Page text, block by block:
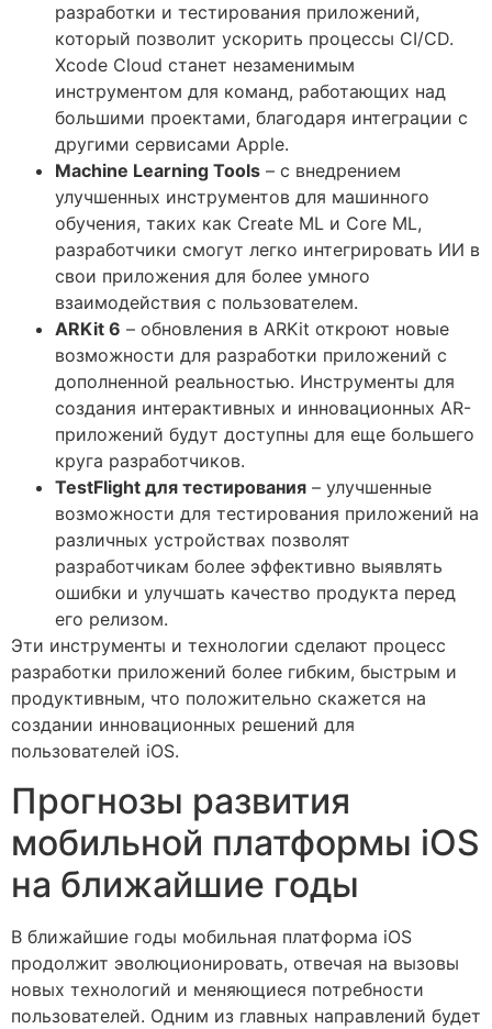
разработки и тестирования приложений,
который позволит ускорить процессы CI/CD.
Xcode Cloud станет незаменимым
инструментом для команд, работающих над
большими проектами, благодаря интеграции с
другими сервисами Apple.
Machine Learning Tools – с внедрением
улучшенных инструментов для машинного
обучения, таких как Create ML и Core ML,
разработчики смогут легко интегрировать ИИ в
свои приложения для более умного
взаимодействия с пользователем.
ARKit 6 – обновления в ARKit откроют новые
возможности для разработки приложений с
дополненной реальностью. Инструменты для
создания интерактивных и инновационных AR-
приложений будут доступны для еще большего
круга разработчиков.
TestFlight для тестирования – улучшенные
возможности для тестирования приложений на
различных устройствах позволят
разработчикам более эффективно выявлять
ошибки и улучшать качество продукта перед
его релизом.
Эти инструменты и технологии сделают процесс
разработки приложений более гибким, быстрым и
продуктивным, что положительно скажется на
создании инновационных решений для
пользователей iOS.
Прогнозы развития
мобильной платформы iOS
на ближайшие годы
В ближайшие годы мобильная платформа iOS
продолжит эволюционировать, отвечая на вызовы
новых технологий и меняющиеся потребности
пользователей. Одним из главных направлений будет